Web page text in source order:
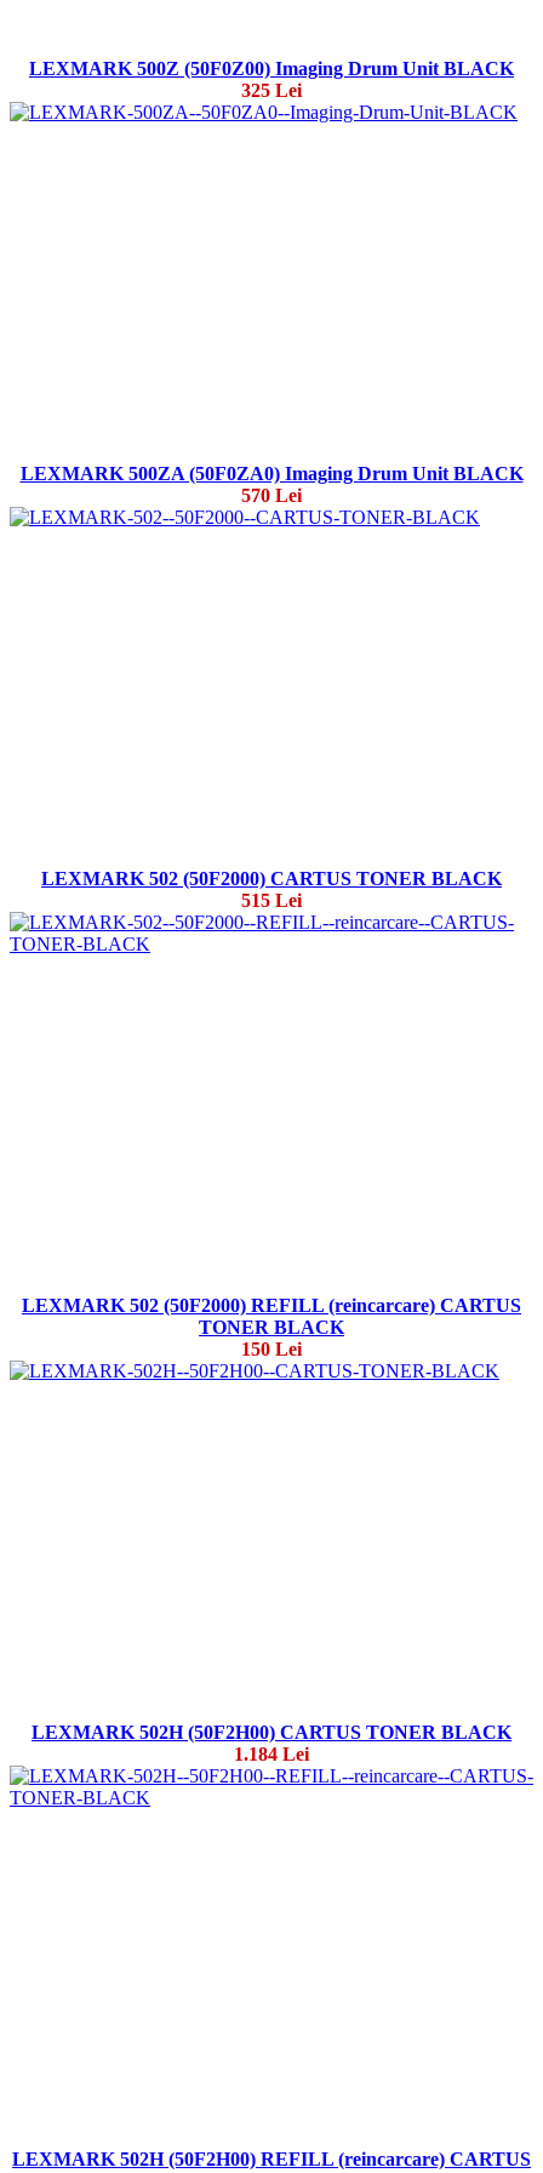
LEXMARK 500Z (50F0Z00) Imaging Drum Unit BLACK
325 Lei
LEXMARK 500ZA (50F0ZA0) Imaging Drum Unit BLACK
570 Lei
LEXMARK 502 (50F2000) CARTUS TONER BLACK
515 Lei
LEXMARK 502 (50F2000) REFILL (reincarcare) CARTUS
TONER BLACK
150 Lei
LEXMARK 502H (50F2H00) CARTUS TONER BLACK
1.184 Lei
LEXMARK 502H (50F2H00) REFILL (reincarcare) CARTUS